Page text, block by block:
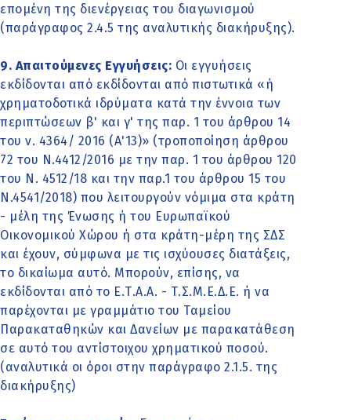
επομένη της διενέργειας του διαγωνισμού
(παράγραφος 2.4.5 της αναλυτικής διακήρυξης).
9. Απαιτούμενες Εγγυήσεις: Οι εγγυήσεις
εκδίδονται από εκδίδονται από πιστωτικά «ή
χρηματοδοτικά ιδρύματα κατά την έννοια των
περιπτώσεων β' και γ' της παρ. 1 του άρθρου 14
του ν. 4364/ 2016 (Α'13)» (τροποποίηση άρθρου
72 του Ν.4412/2016 με την παρ. 1 του άρθρου 120
του Ν. 4512/18 και την παρ.1 του άρθρου 15 του
Ν.4541/2018) που λειτουργούν νόμιμα στα κράτη
- μέλη της Ένωσης ή του Ευρωπαϊκού
Οικονομικού Χώρου ή στα κράτη-μέρη της ΣΔΣ
και έχουν, σύμφωνα με τις ισχύουσες διατάξεις,
το δικαίωμα αυτό. Μπορούν, επίσης, να
εκδίδονται από το Ε.Τ.Α.Α. - Τ.Σ.Μ.Ε.Δ.Ε. ή να
παρέχονται με γραμμάτιο του Ταμείου
Παρακαταθηκών και Δανείων με παρακατάθεση
σε αυτό του αντίστοιχου χρηματικού ποσού.
(αναλυτικά οι όροι στην παράγραφο 2.1.5. της
διακήρυξης)